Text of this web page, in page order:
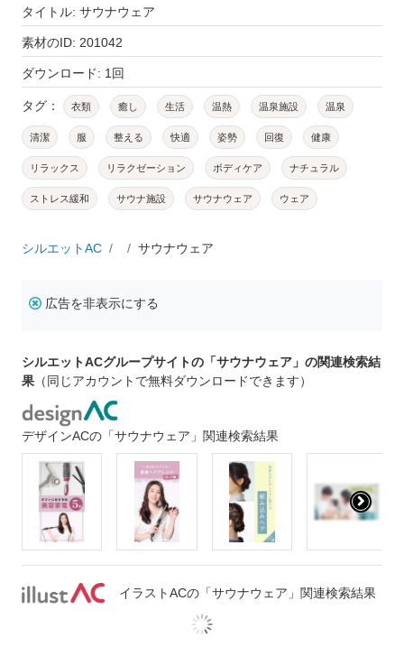
タイトル: サウナウェア
素材のID: 201042
ダウンロード: 1回
タグ： 衣類 癒し 生活 温熱 温泉施設 温泉
清潔 服 整える 快適 姿勢 回復 健康
リラックス リラクゼーション ボディケア ナチュラル
ストレス緩和 サウナ施設 サウナウェア ウェア
シルエットAC サウナウェア
広告を非表示にする
シルエットACグループサイトの「サウナウェア」の関連検索結
果 （同じアカウントで無料ダウンロードできます）
デザインACの「サウナウェア」関連検索結果
イラストACの「サウナウェア」関連検索結果